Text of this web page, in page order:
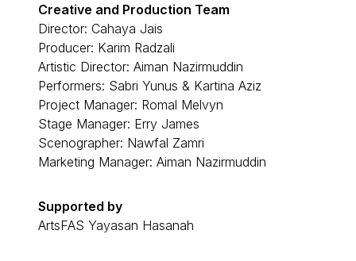
Creative and Production Team
Director: Cahaya Jais
Producer: Karim Radzali
Artistic Director: Aiman Nazirmuddin
Performers: Sabri Yunus & Kartina Aziz
Project Manager: Romal Melvyn
Stage Manager: Erry James
Scenographer: Nawfal Zamri
Marketing Manager: Aiman Nazirmuddin
Supported by
ArtsFAS Yayasan Hasanah